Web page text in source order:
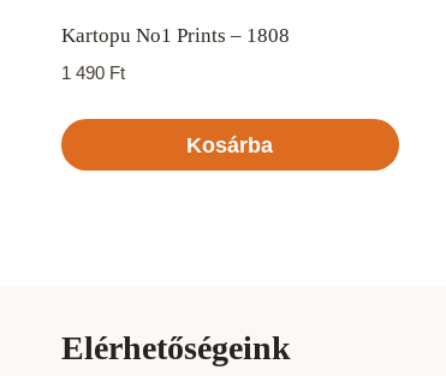
Kartopu No1 Prints – 1808
1 490 Ft
Kosárba
Elérhetőségeink